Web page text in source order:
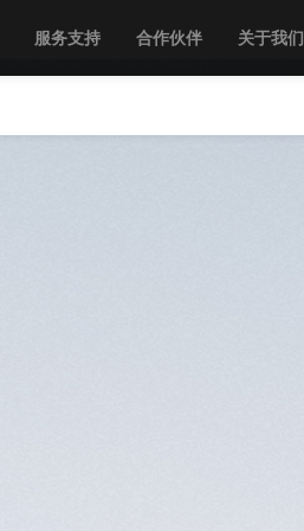
服务支持 合作伙伴 关于我们